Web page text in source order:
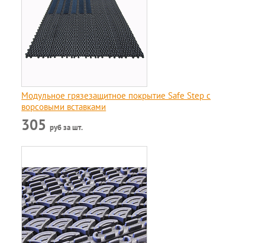
Модульное грязезащитное покрытие Safe Step с
ворсовыми вставками
305руб за шт.